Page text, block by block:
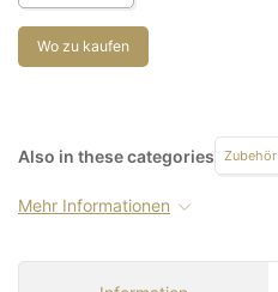
Wo zu kaufen
Also in these categories Zubehör
Mehr Informationen